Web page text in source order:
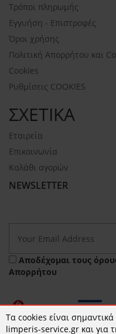
Τρόποι πληρωμής
Εγγυήση - Επιστροφές
Όροι χρήσης
Πολιτική Απορρήτου και
Cookies
Ρυθμίσεις COOKIES
ΣΧΕΤΙΚΑ
Εταιρεία
Επικοινωνία
Καλάθι αγορών
NEWSLETTER
Αποδέχομαι τους
Απορρήτου
Τα cookies είναι
limperis-service.gr και για